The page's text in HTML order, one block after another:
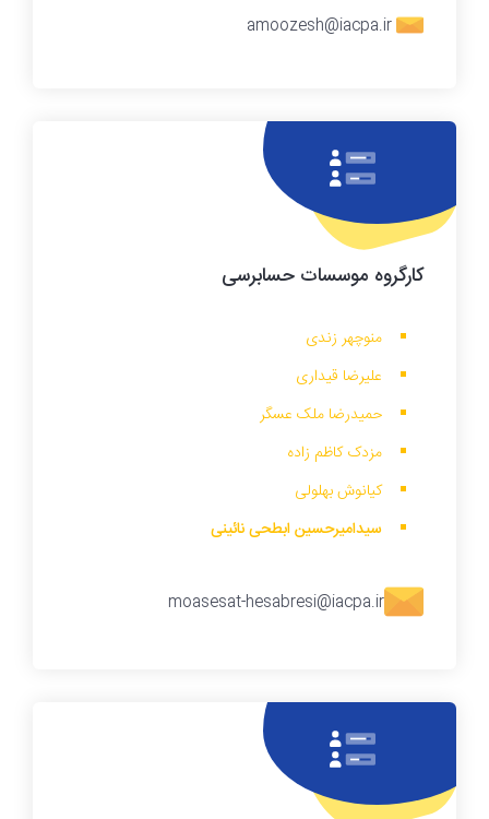
کارگروه موسسات حسابرسی
منوچهر زندی
علیرضا قیداری
حمیدرضا ملک عسگر
مزدک کاظم زاده
کیانوش بهلولی
سیدامیرحسین ابطحی نائینی
moasesat-hesabresi@iacpa.ir